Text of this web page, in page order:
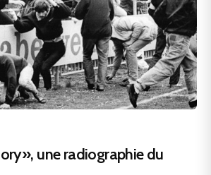
une radiographie du